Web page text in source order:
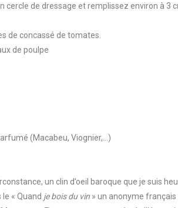
cercle de dressage et remplissez environ à 3
de concassé de tomates.
de poulpe
(Macabeu, Viognier,…)
un clin d’oeil baroque que je suis
« Quand je bois du vin » un anonyme français